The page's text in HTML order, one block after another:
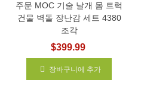
주문 MOC 기술 날개 몸 트럭
건물 벽돌 장난감 세트 4380
조각
$399.99
장바구니에 추가